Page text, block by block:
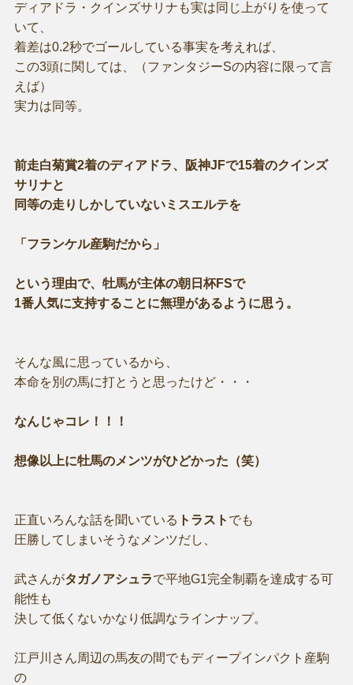
ディアドラ・クインズサリナも実は同じ上がりを使って
いて、
着差は0.2秒でゴールしている事実を考えれば、
この3頭に関しては、（ファンタジーSの内容に限って言
えば）
実力は同等。
前走白菊賞2着のディアドラ、阪神JFで15着のクインズ
サリナと
同等の走りしかしていないミスエルテを
「フランケル産駒だから」
という理由で、牡馬が主体の朝日杯FSで
1番人気に支持することに無理があるように思う。
そんな風に思っているから、
本命を別の馬に打とうと思ったけど・・・
なんじゃコレ！！！
想像以上に牡馬のメンツがひどかった（笑）
正直いろんな話を聞いている トラスト でも
圧勝してしまいそうなメンツだし、
武さんがタガノアシュラで平地G1完全制覇を達成する可
能性も
決して低くないかなり低調なラインナップ。
江戸川さん周辺の馬友の間でもディープインパクト産駒
の